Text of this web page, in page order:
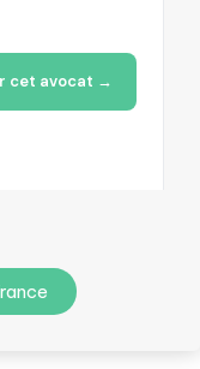
cet avocat →